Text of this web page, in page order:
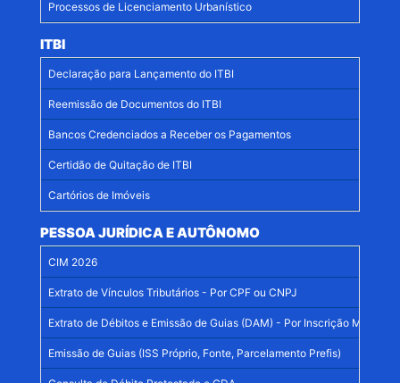
Processos de Licenciamento Urbanístico
ITBI
Declaração para Lançamento do ITBI
Reemissão de Documentos do ITBI
Bancos Credenciados a Receber os Pagamentos
Certidão de Quitação de ITBI
Cartórios de Imóveis
PESSOA JURÍDICA E AUTÔNOMO
CIM 2026
Extrato de Vínculos Tributários - Por CPF ou CNPJ
Extrato de Débitos e Emissão de Guias (DAM) - Por Inscrição Mercantil
Emissão de Guias (ISS Próprio, Fonte, Parcelamento Prefis)